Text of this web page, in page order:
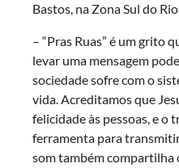
Bastos, na Zona Sul do
– “Pras Ruas” é um grito
levar uma mensagem
sociedade sofre com o
vida. Acreditamos que
felicidade às pessoas, e o
ferramenta para
som também compartilha